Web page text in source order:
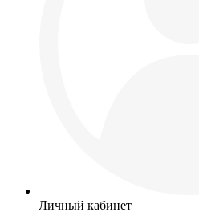
Личный кабинет